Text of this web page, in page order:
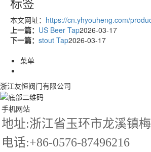
本文网址： https://cn.yhyouheng.com/
上一篇： US Beer Tap2026-03-17
下一篇： stout Tap2026-03-17
菜单
浙江友恒阀门有限公司
手机网站
地址:浙江省玉环市龙溪镇
电话:+86-0576-87496216